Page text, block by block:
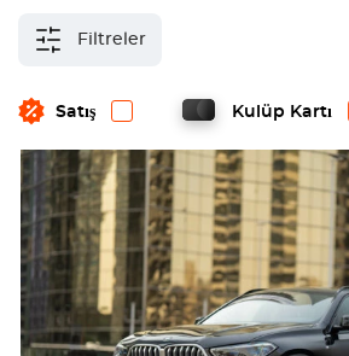
Filtreler
Satış Kulüp Kartı